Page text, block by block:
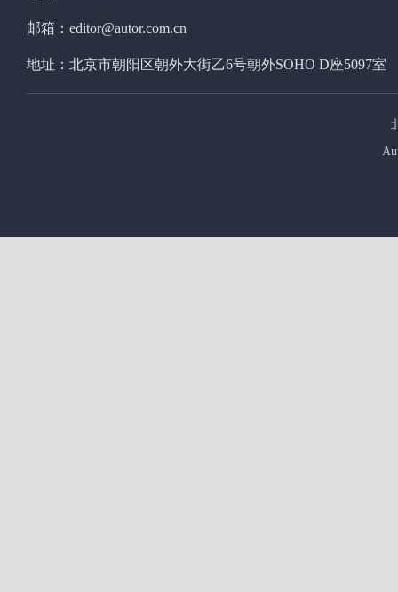
邮箱：editor@autor.com.cn
地址：北京市朝阳区朝外大街乙6号朝外SOHO D座5097室